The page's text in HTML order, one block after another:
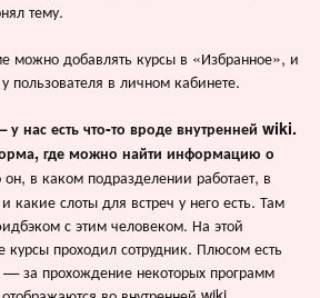
тему.
можно добавлять курсы в «Избранное», и
пользователя в личном кабинете.
нас есть что-то вроде внутренней wiki.
где можно найти информацию о
он, в каком подразделении работает, в
какие слоты для встреч у него есть. Там
с этим человеком. На этой
проходил сотрудник. Плюсом есть
за прохождение некоторых программ